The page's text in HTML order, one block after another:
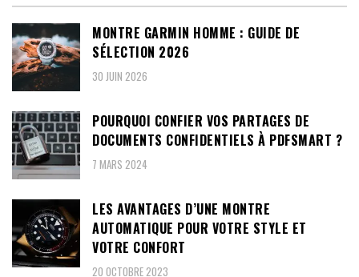
MONTRE GARMIN HOMME : GUIDE DE
SÉLECTION 2026
30 JUIN 2026
POURQUOI CONFIER VOS PARTAGES DE
DOCUMENTS CONFIDENTIELS À PDFSMART ?
7 MARS 2024
LES AVANTAGES D’UNE MONTRE
AUTOMATIQUE POUR VOTRE STYLE ET
VOTRE CONFORT
20 OCTOBRE 2023